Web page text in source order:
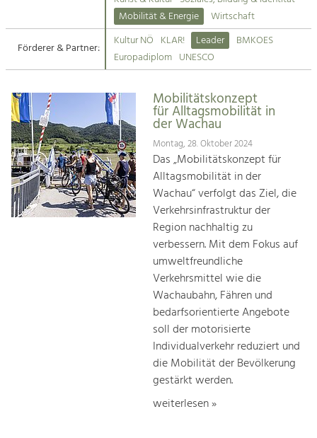
Suche
Impressum
Kontakt
Tourismus
Angebotsentwicklung und
Kunst & Kultur
Handwerk, Wissenschaft und Forschung.
Soziales, Bildung &
Identität
Gleichberechtigung, Jugend und
Integration
Mobilität & Energie
Klimawandel, öffentlicher Verkehr und
Steigerung regionaler Wertschöpfung
Mobilität & Energie
Wirtschaft
Förderer & Partner:
Kultur NÖ KLAR! Leader
BMKOES
Europadiplom UNESCO
Mobilitätskonzept
für Alltagsmobilität in
der Wachau
Montag, 28. Oktober 2024
Das „Mobilitätskonzept für
Alltagsmobilität in der
Wachau“ verfolgt das Ziel, die
Verkehrsinfrastruktur der
Region nachhaltig zu
verbessern. Mit dem Fokus auf
umweltfreundliche
Verkehrsmittel wie die
Wachaubahn, Fähren und
bedarfsorientierte Angebote
soll der motorisierte
Individualverkehr reduziert und
die Mobilität der Bevölkerung
gestärkt werden.
weiterlesen »